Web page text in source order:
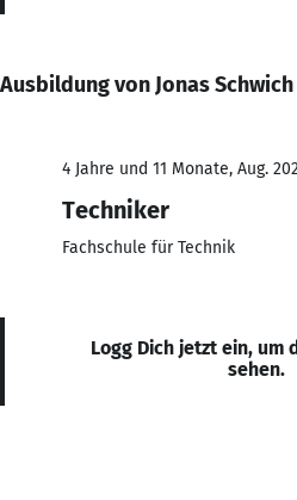
Ausbildung von Jonas Schwich
4 Jahre und 11 Monate, Aug.
Techniker
Fachschule für Technik
Logg Dich jetzt ein, um
sehen.